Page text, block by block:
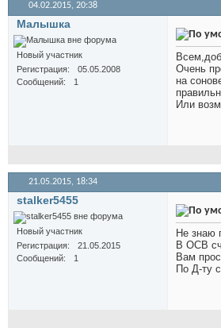
04.02.2015, 20:38
Малышка
Новый участник
Регистрация
05.05.2008
Сообщений
1
Очень
на
Или
21.05.2015, 18:34
stalker5455
Новый участник
Регистрация
21.05.2015
Сообщений
1
Не знаю
В ОСВ
Вам
По Д-ту